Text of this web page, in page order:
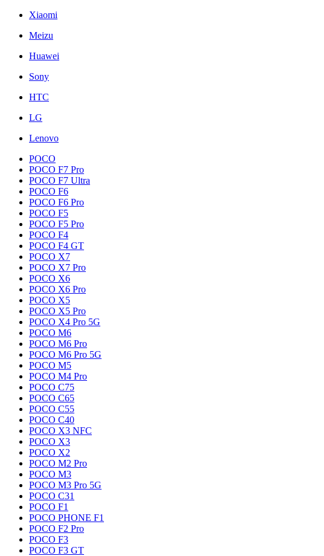
Xiaomi
Meizu
Huawei
Sony
HTC
LG
Lenovo
POCO
POCO F7 Pro
POCO F7 Ultra
POCO F6
POCO F6 Pro
POCO F5
POCO F5 Pro
POCO F4
POCO F4 GT
POCO X7
POCO X7 Pro
POCO X6
POCO X6 Pro
POCO X5
POCO X5 Pro
POCO X4 Pro 5G
POCO M6
POCO M6 Pro
POCO M6 Pro 5G
POCO M5
POCO M4 Pro
POCO C75
POCO C65
POCO C55
POCO C40
POCO X3 NFC
POCO X3
POCO X2
POCO M2 Pro
POCO M3
POCO M3 Pro 5G
POCO C31
POCO F1
POCO PHONE F1
POCO F2 Pro
POCO F3
POCO F3 GT